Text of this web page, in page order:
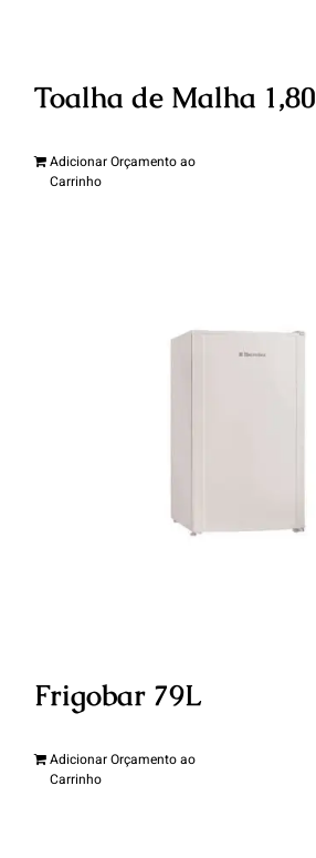
Toalha de Malha 1,80
Adicionar Orçamento ao
Carrinho
Frigobar 79L
Adicionar Orçamento ao
Carrinho